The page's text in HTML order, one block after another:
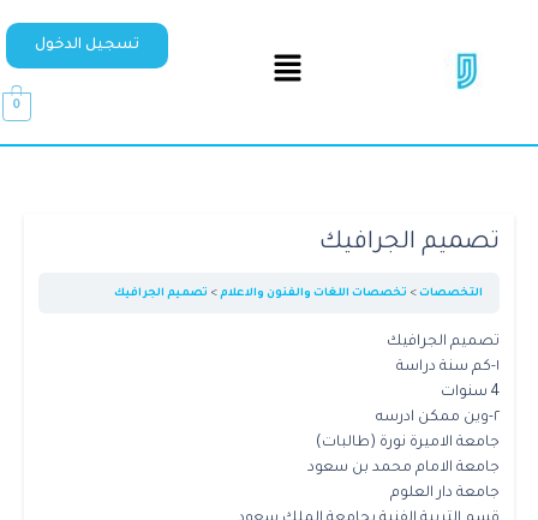
تسجيل الدخول
0
تصميم الجرافيك
التخصصات تخصصات اللغات والفنون والاعلام تصميم الجرافيك
تصميم الجرافيك
١-كم سنة دراسة
4 سنوات
٢-وين ممكن ادرسه
جامعة الاميرة نورة (طالبات)
جامعة الامام محمد بن سعود
جامعة دار العلوم